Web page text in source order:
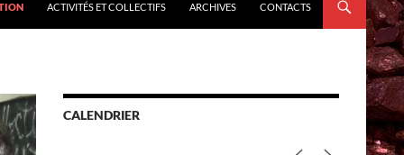
ACTIVITÉS ET COLLECTIFS ARCHIVES CONTACTS
CALENDRIER